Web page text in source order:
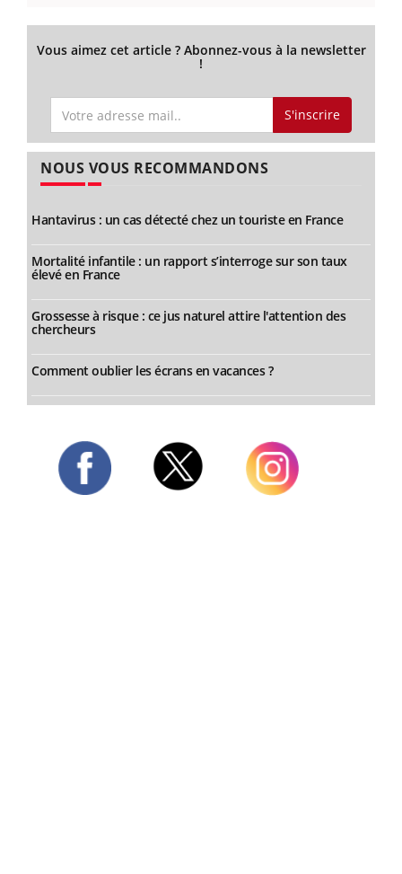
Vous aimez cet article ? Abonnez-vous à la newsletter
!
S'inscrire
NOUS VOUS RECOMMANDONS
Hantavirus : un cas détecté chez un touriste en France
Mortalité infantile : un rapport s’interroge sur son taux
élevé en France
Grossesse à risque : ce jus naturel attire l'attention des
chercheurs
Comment oublier les écrans en vacances ?